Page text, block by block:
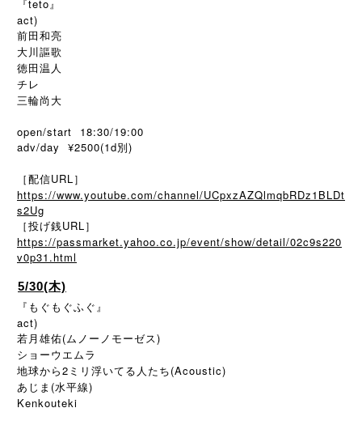
『teto』
act)
前田和亮
大川謳歌
徳田温人
チレ
三輪尚大
open/start 18:30/19:00
adv/day ¥2500(1d別)
［配信URL］
https://www.youtube.com/channel/UCpxzAZQlmqbRDz1BLDt
s2Ug
［投げ銭URL］
https://passmarket.yahoo.co.jp/event/show/detail/02c9s220
v0p31.html
5/30(木)
『もぐもぐふぐ』
act)
若月雄佑(ムノーノモーゼス)
ショーウエムラ
地球から2ミリ浮いてる人たち(Acoustic)
あじま(水平線)
Kenkouteki